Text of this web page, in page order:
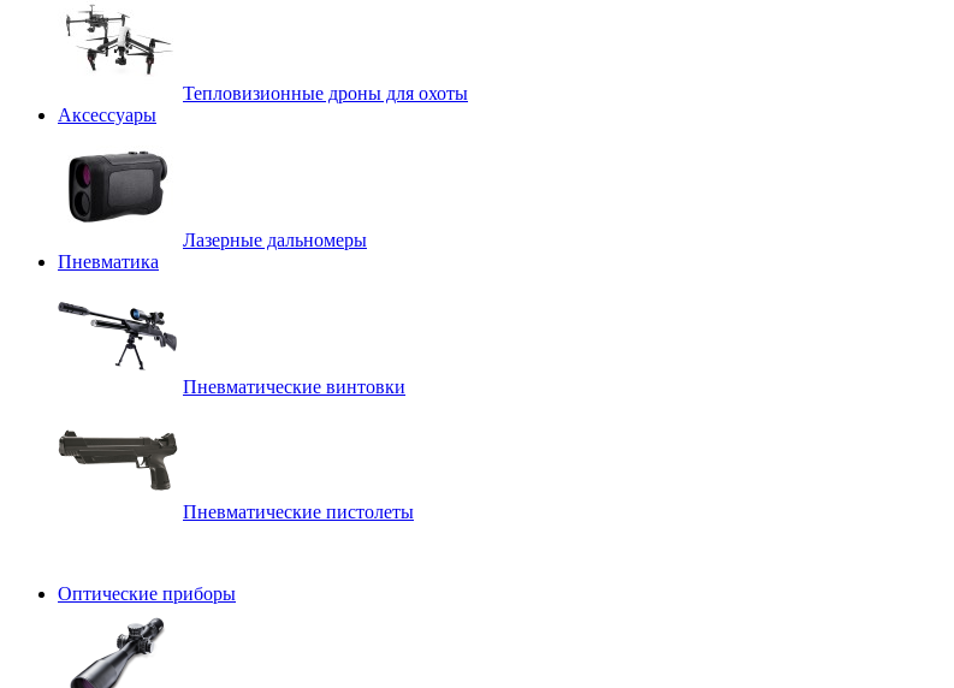
Тепловизионные дроны для охоты
Аксессуары
Лазерные дальномеры
Пневматика
Пневматические винтовки
Пневматические пистолеты
Оптические приборы